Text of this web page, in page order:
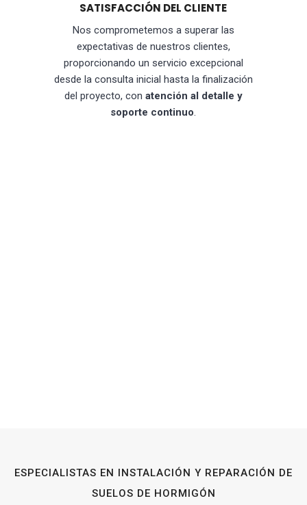
SATISFACCIÓN DEL CLIENTE
Nos comprometemos a superar las
expectativas de nuestros clientes,
proporcionando un servicio excepcional
desde la consulta inicial hasta la finalización
del proyecto, con atención al detalle y
soporte continuo.
ESPECIALISTAS EN INSTALACIÓN Y REPARACIÓN DE
SUELOS DE HORMIGÓN